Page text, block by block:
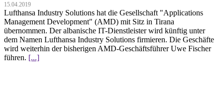
15.04.2019
Lufthansa Industry Solutions hat die Gesellschaft "Applications
Management Development" (AMD) mit Sitz in Tirana
übernommen. Der albanische IT-Dienstleister wird künftig unter
dem Namen Lufthansa Industry Solutions firmieren. Die Geschäfte
wird weiterhin der bisherigen AMD-Geschäftsführer Uwe Fischer
führen. [...]